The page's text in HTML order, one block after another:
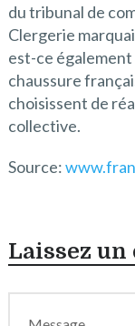
du tribunal de
Clergerie
est-ce également
chaussure
choisissent de
collective.
Source:
Laissez